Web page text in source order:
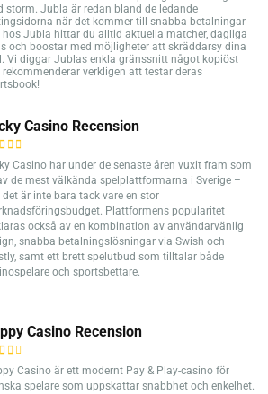
storm. Jubla är redan bland de ledande
när det kommer till snabba betalningar
hos Jubla hittar du alltid aktuella matcher, dagliga
och boostar med möjligheter att skräddarsy dina
Vi diggar Jublas enkla gränssnitt något kopiöst
rekommenderar verkligen att testar deras
Casino Recension
Casino har under de senaste åren vuxit fram som
de mest välkända spelplattformarna i Sverige –
det är inte bara tack vare en stor
Plattformens popularitet
också av en kombination av användarvänlig
snabba betalningslösningar via Swish och
samt ett brett spelutbud som tilltalar både
och sportsbettare.
Casino Recension
Casino är ett modernt Pay & Play-casino för
spelare som uppskattar snabbhet och enkelhet.